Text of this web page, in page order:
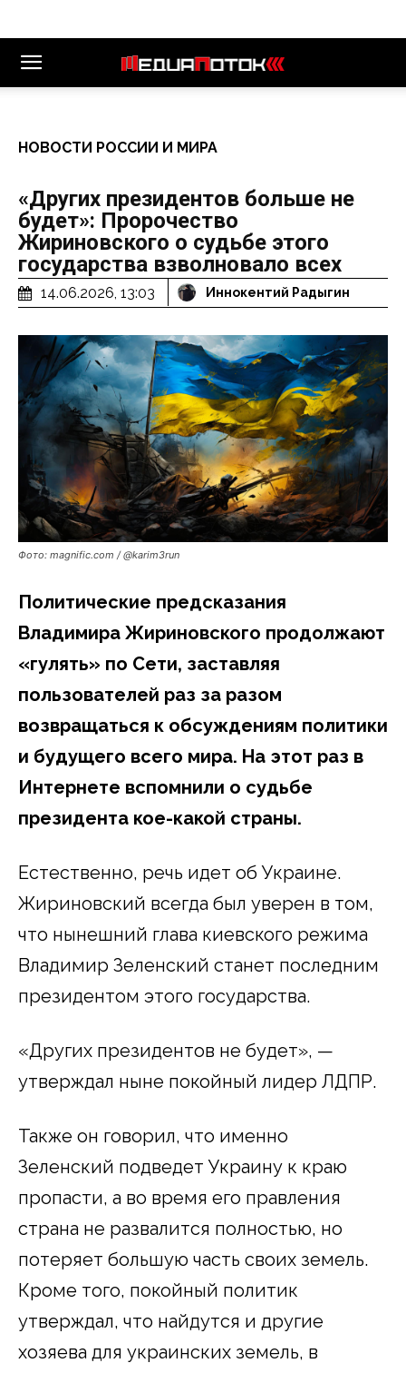
НОВОСТИ РОССИИ И МИРА
«Других президентов больше не
будет»: Пророчество
Жириновского о судьбе этого
государства взволновало всех
14.06.2026, 13:03 Иннокентий Радыгин
Фото: magnific.com / @karim3run
Политические предсказания
Владимира Жириновского продолжают
«гулять» по Сети, заставляя
пользователей раз за разом
возвращаться к обсуждениям политики
и будущего всего мира. На этот раз в
Интернете вспомнили о судьбе
президента кое-какой страны.
Естественно, речь идет об Украине.
Жириновский всегда был уверен в том,
что нынешний глава киевского режима
Владимир Зеленский станет последним
президентом этого государства.
«Других президентов не будет», —
утверждал ныне покойный лидер ЛДПР.
Также он говорил, что именно
Зеленский подведет Украину к краю
пропасти, а во время его правления
страна не развалится полностью, но
потеряет большую часть своих земель.
Кроме того, покойный политик
утверждал, что найдутся и другие
хозяева для украинских земель, в